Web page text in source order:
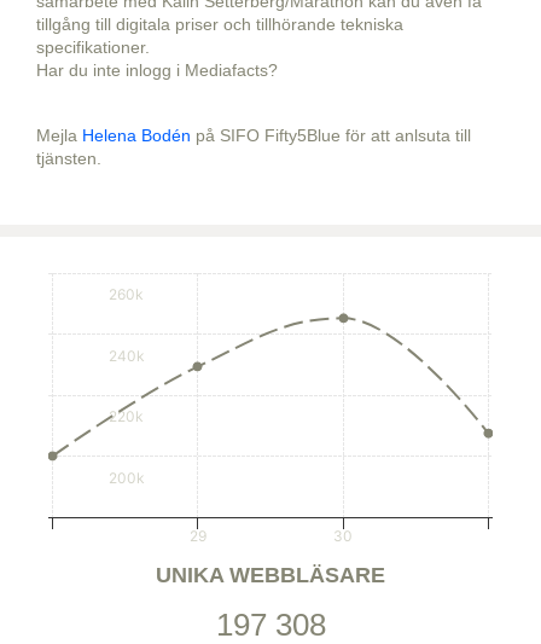
tillgång till digitala priser och tillhörande tekniska
specifikationer.
Har du inte inlogg i Mediafacts?
Mejla Helena Bodén på SIFO Fifty5Blue för att anlsuta till
tjänsten.
200k
220k
240k
260k
29 30
UNIKA WEBBLÄSARE
197 308